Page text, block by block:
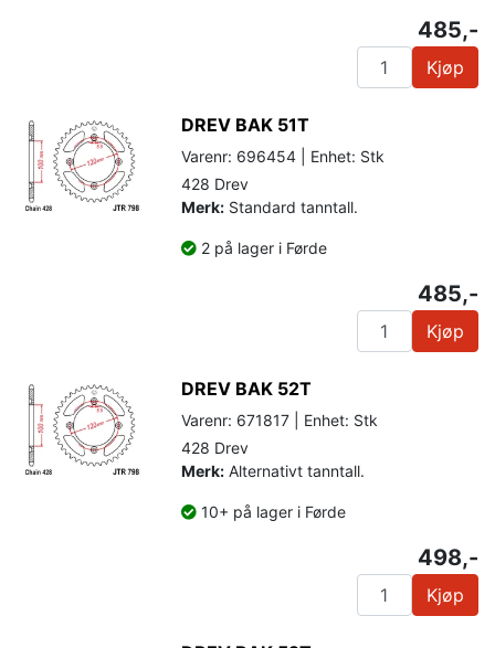
485,-
Kjøp
DREV BAK 51T
Varenr: 696454 | Enhet: Stk
428 Drev
Merk: Standard tanntall.
2 på lager i Førde
485,-
Kjøp
DREV BAK 52T
Varenr: 671817 | Enhet: Stk
428 Drev
Merk: Alternativt tanntall.
10+ på lager i Førde
498,-
Kjøp